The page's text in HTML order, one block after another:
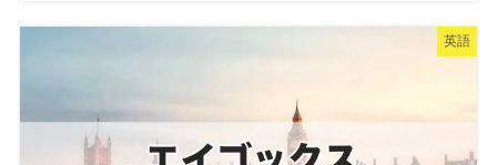
英語